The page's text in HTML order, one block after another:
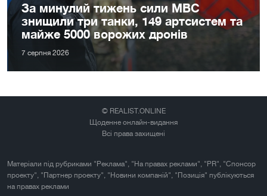
За минулий тижень сили МВС
знищили три танки, 149 артсистем та
майже 5000 ворожих дронів
7 серпня 2026
© REALIST.ONLINE
Щоденне онлайн-видання
Всі права захищені
Матеріали під рубриками "Реклама", "На правах реклами", "PR", "Спонсор
проекту", "Партнер проекту", "Новини компаній", "Позиція" публікуються
на правах реклами